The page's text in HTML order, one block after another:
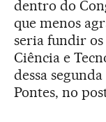
dentro do
que menos
seria fundir
Ciência e
dessa
Pontes, no